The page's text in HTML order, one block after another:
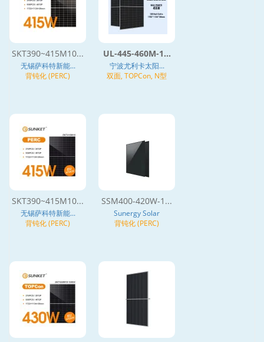
SKT390~415M10...
无锡萨科特新能...
背钝化 (PERC)
UL-445-460M-1...
宁波尤利卡太阳...
双面, TOPCon, N型
SKT390~415M10...
无锡萨科特新能...
背钝化 (PERC)
SSM400-420W-1...
Sunergy Solar
背钝化 (PERC)